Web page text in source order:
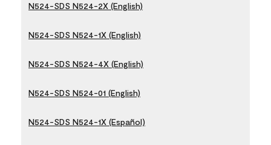
N524-SDS N524-2X (English)
N524-SDS N524-1X (English)
N524-SDS N524-4X (English)
N524-SDS N524-01 (English)
N524-SDS N524-1X (Español)